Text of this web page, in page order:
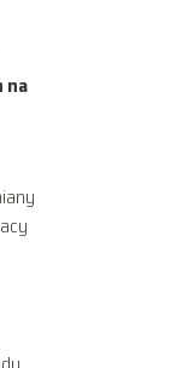
na